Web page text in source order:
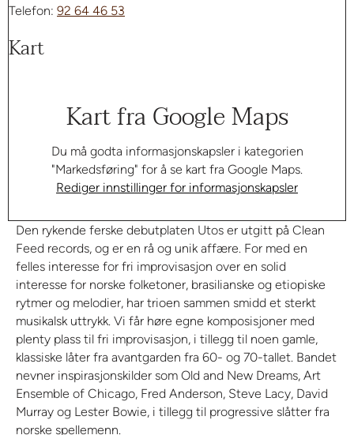
Den rykende ferske debutplaten Utos er utgitt på Clean
Feed records, og er en rå og unik affære. For med en
felles interesse for fri improvisasjon over en solid
interesse for norske folketoner, brasilianske og etiopiske
rytmer og melodier, har trioen sammen smidd et sterkt
musikalsk uttrykk. Vi får høre egne komposisjoner med
plenty plass til fri improvisasjon, i tillegg til noen gamle,
klassiske låter fra avantgarden fra 60- og 70-tallet. Bandet
nevner inspirasjonskilder som Old and New Dreams, Art
Ensemble of Chicago, Fred Anderson, Steve Lacy, David
Murray og Lester Bowie, i tillegg til progressive slåtter fra
norske spellemenn.
Telefon: 92 64 46 53
Kart
Kart fra Google Maps
Du må godta informasjonskapsler i kategorien
"Markedsføring" for å se kart fra Google Maps.
Rediger innstillinger for informasjonskapsler